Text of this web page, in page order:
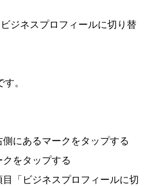
ジネスプロフィールに切り替
。
にあるマークをタップする
をタップする
「ビジネスプロフィールに切